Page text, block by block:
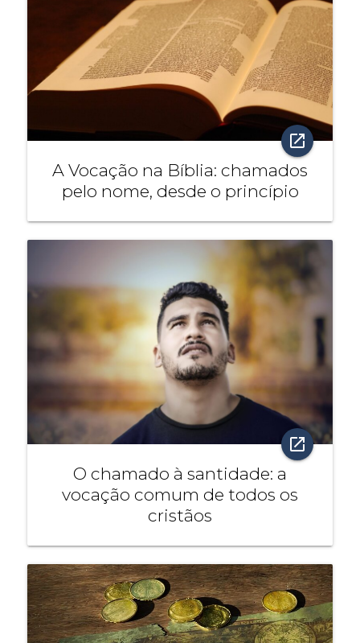
open_in_new
A Vocação na Bíblia: chamados
pelo nome, desde o princípio
open_in_new
O chamado à santidade: a
vocação comum de todos os
cristãos